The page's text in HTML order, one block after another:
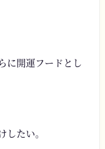
に開運フードとし
たい。